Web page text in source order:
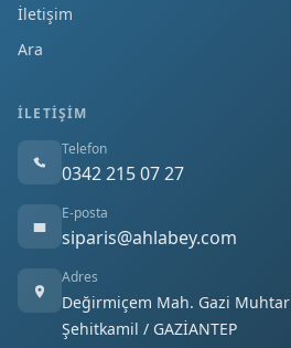
İletişim
Ara
İLETIŞIM
Telefon
0342 215 07 27
E-posta
siparis@ahlabey.com
Adres
Değirmiçem Mah. Gazi
Şehitkamil / GAZİANTEP